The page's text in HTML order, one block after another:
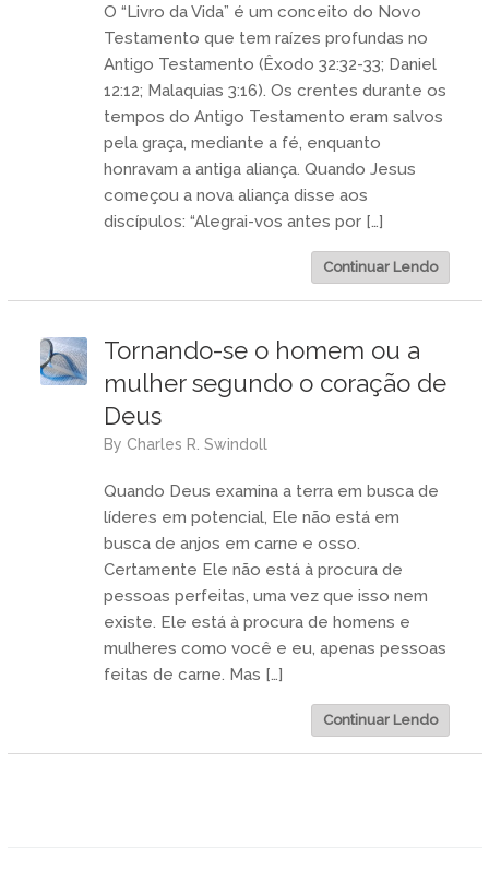
O “Livro da Vida” é um conceito do Novo
Testamento que tem raízes profundas no
Antigo Testamento (Êxodo 32:32-33; Daniel
12:12; Malaquias 3:16). Os crentes durante os
tempos do Antigo Testamento eram salvos
pela graça, mediante a fé, enquanto
honravam a antiga aliança. Quando Jesus
começou a nova aliança disse aos
discípulos: “Alegrai-vos antes por […]
Continuar Lendo
Tornando-se o homem ou a
mulher segundo o coração de
Deus
by Charles R. Swindoll
Quando Deus examina a terra em busca de
líderes em potencial, Ele não está em
busca de anjos em carne e osso.
Certamente Ele não está à procura de
pessoas perfeitas, uma vez que isso nem
existe. Ele está à procura de homens e
mulheres como você e eu, apenas pessoas
feitas de carne. Mas […]
Continuar Lendo